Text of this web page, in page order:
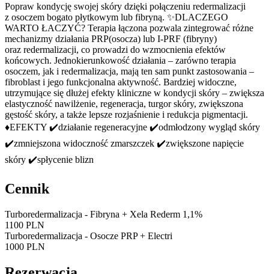
Popraw kondycję swojej skóry dzięki połączeniu redermalizacji
z osoczem bogato płytkowym lub fibryną. ✨️DLACZEGO
WARTO ŁACZYĆ? Terapia łączona pozwala zintegrować różne
mechanizmy działania PRP(osocza) lub I-PRF (fibryny)
oraz redermalizacji, co prowadzi do wzmocnienia efektów
końcowych. Jednokierunkowość działania – zarówno terapia
osoczem, jak i redermalizacja, mają ten sam punkt zastosowania –
fibroblast i jego funkcjonalna aktywność. Bardziej widoczne,
utrzymujące się dłużej efekty kliniczne w kondycji skóry – zwiększa
elastyczność nawilżenie, regeneracja, turgor skóry, zwiększona
gęstość skóry, a także lepsze rozjaśnienie i redukcja pigmentacji.
♦️EFEKTY ✔️działanie regeneracyjne ✔️odmłodzony wygląd skóry
✔️zmniejszona widoczność zmarszczek ✔️zwiększone napięcie
skóry ✔️spłycenie blizn
Cennik
Turboredermalizacja - Fibryna + Xela Rederm 1,1%
1100 PLN
Turboredermalizacja - Osocze PRP + Electri
1000 PLN